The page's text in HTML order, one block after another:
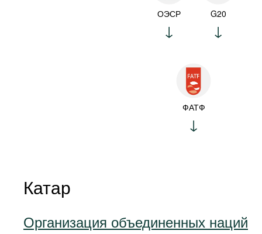
ОЭСР G20
ФАТФ
Катар
Организация объединенных наций